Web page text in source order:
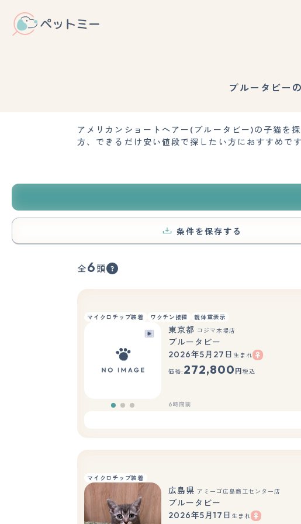
ブルータビー
アメリカンショートヘアー(ブルータビー)の子猫を
方、できるだけ安い値段で探したい方におすすめです
条件を保存する
全6 頭
マイクロチップ装着 ワクチン接種 親体重表示
もっと見る
東京都 コジマ木場店
ブルータビー
2026年5月27日 生まれ
価格: 272,800 円 税込
6時間前
マイクロチップ装着
もっと見る
広島県 アミーゴ広島商工センター店
ブルータビー
2026年5月17日 生まれ